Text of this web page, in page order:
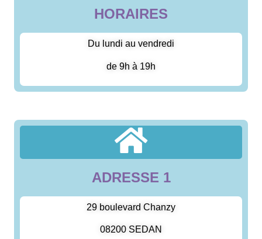
HORAIRES
Du lundi au vendredi
de 9h à 19h
ADRESSE 1
29 boulevard Chanzy
08200 SEDAN